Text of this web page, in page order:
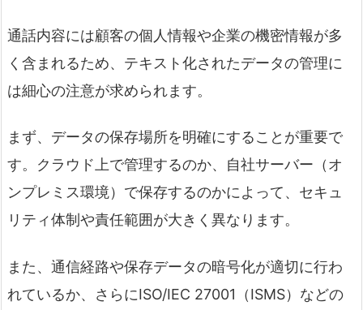
通話内容には顧客の個人情報や企業の機密情報が多
く含まれるため、テキスト化されたデータの管理に
は細心の注意が求められます。
まず、データの保存場所を明確にすることが重要で
す。クラウド上で管理するのか、自社サーバー（オ
ンプレミス環境）で保存するのかによって、セキュ
リティ体制や責任範囲が大きく異なります。
また、通信経路や保存データの暗号化が適切に行わ
れているか、さらにISO/IEC 27001（ISMS）などの